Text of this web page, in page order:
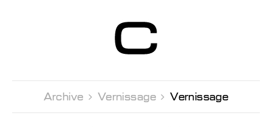
Contemporain
Genève
Archive  Vernissage  Vernissage